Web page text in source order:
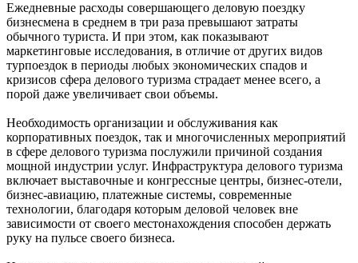
Ежедневные расходы совершающего деловую поездку
бизнесмена в среднем в три раза превышают затраты
обычного туриста. И при этом, как показывают
маркетинговые исследования, в отличие от других видов
турпоездок в периоды любых экономических спадов и
кризисов сфера делового туризма страдает менее всего, а
порой даже увеличивает свои объемы.
Необходимость организации и обслуживания как
корпоративных поездок, так и многочисленных мероприятий
в сфере делового туризма послужили причиной создания
мощной индустрии услуг. Инфраструктура делового туризма
включает выставочные и конгрессные центры, бизнес-отели,
бизнес-авиацию, платежные системы, современные
технологии, благодаря которым деловой человек вне
зависимости от своего местонахождения способен держать
руку на пульсе своего бизнеса.